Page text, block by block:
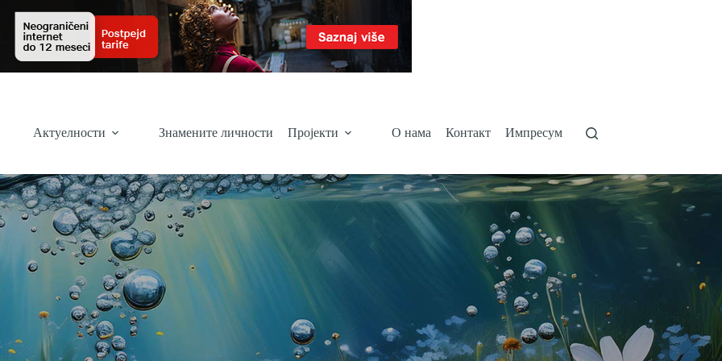
Актуелности Знамените личности Пројекти О нама Контакт Импресум